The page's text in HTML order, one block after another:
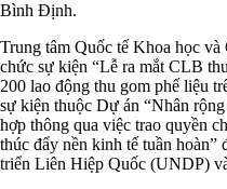
Bình Định.
Trung tâm Quốc tế Khoa học
chức sự kiện “Lễ ra mắt CLB
200 lao động thu gom phế liệu
sự kiện thuộc Dự án “Nhân
hợp thông qua việc trao quyền
thúc đẩy nền kinh tế tuần
triển Liên Hiệp Quốc (UNDP)